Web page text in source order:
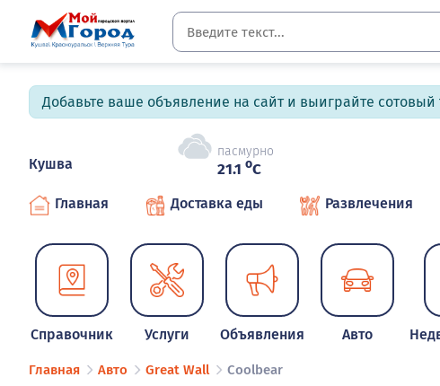
Добавьте ваше объявление на сайт и выиграйте сотовый
Кушва
пасмурно
21.1 oC
Главная Доставка еды Развлечения
Справочник Услуги Объявления Авто
Главная Авто Great Wall Coolbear